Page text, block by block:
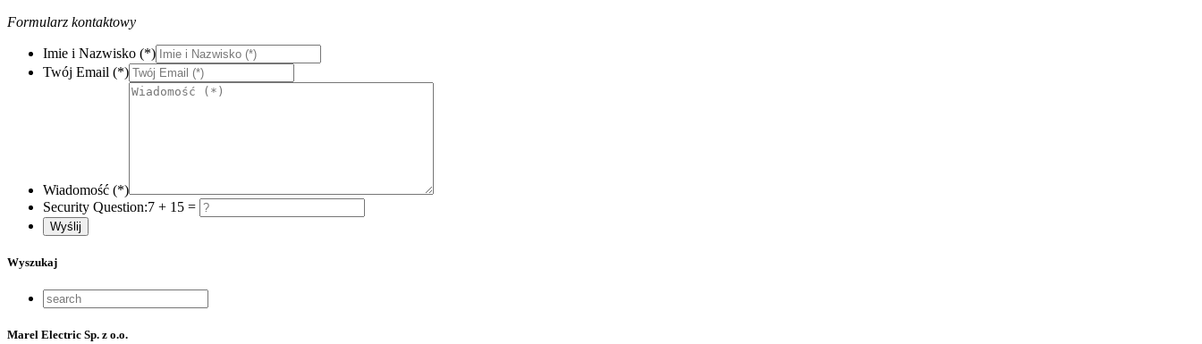
Formularz kontaktowy
Imie i Nazwisko (*)
Twój Email (*)
Wiadomość (*)
Security Question:7 + 15 =
Wyszukaj
Marel Electric Sp. z o.o.